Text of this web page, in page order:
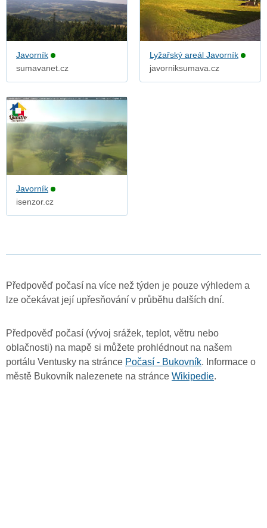
Javorník
sumavanet.cz
Lyžařský areál Javorník
javorniksumava.cz
Javorník
isenzor.cz
Předpověď počasí na více než týden je pouze výhledem a
lze očekávat její upřesňování v průběhu dalších dní.
Předpověď počasí (vývoj srážek, teplot, větru nebo
oblačnosti) na mapě si můžete prohlédnout na našem
portálu Ventusky na stránce Počasí - Bukovník. Informace o
městě Bukovník nalezenete na stránce Wikipedie.